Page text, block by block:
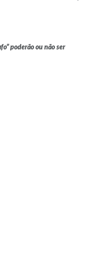
poderão ou não ser